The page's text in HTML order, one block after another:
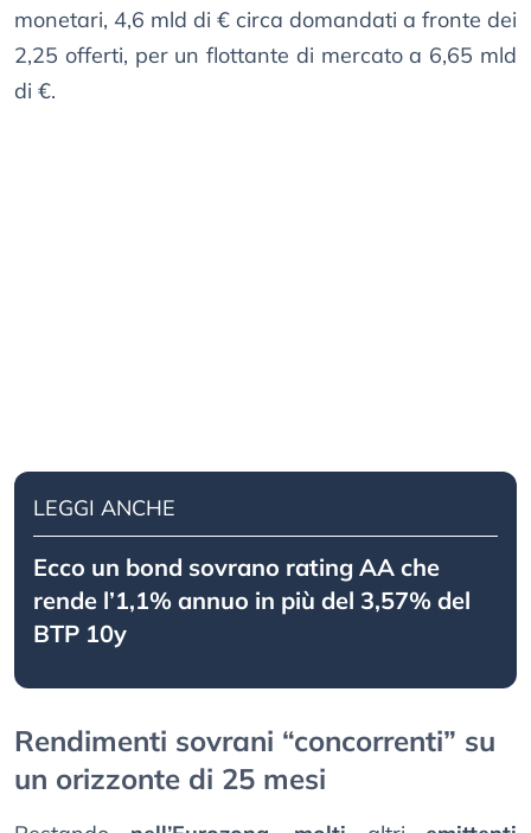
monetari, 4,6 mld di € circa domandati a fronte dei
2,25 offerti, per un flottante di mercato a 6,65 mld
di €.
LEGGI ANCHE
Ecco un bond sovrano rating AA che
rende l’1,1% annuo in più del 3,57% del
BTP 10y
Rendimenti sovrani “concorrenti” su
un orizzonte di 25 mesi